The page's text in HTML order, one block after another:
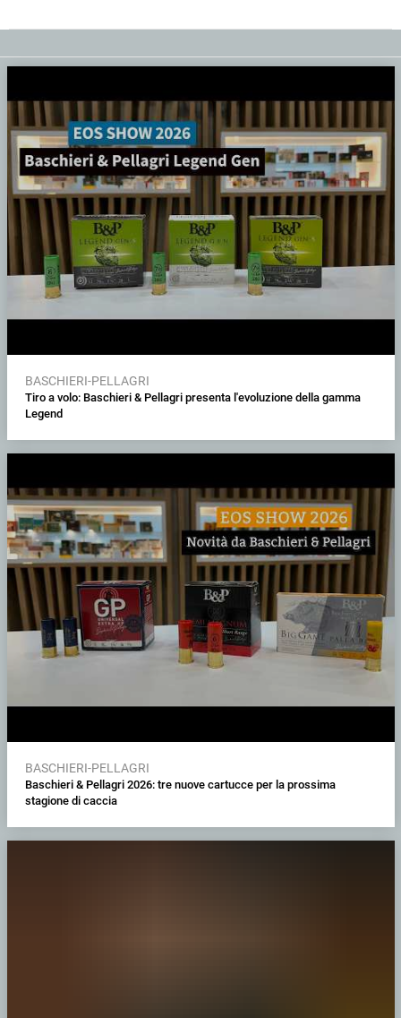
BASCHIERI-PELLAGRI
Tiro a volo: Baschieri & Pellagri presenta l'evoluzione della gamma
Legend
BASCHIERI-PELLAGRI
Baschieri & Pellagri 2026: tre nuove cartucce per la prossima
stagione di caccia